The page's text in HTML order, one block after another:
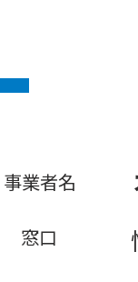
事業者名
窓口